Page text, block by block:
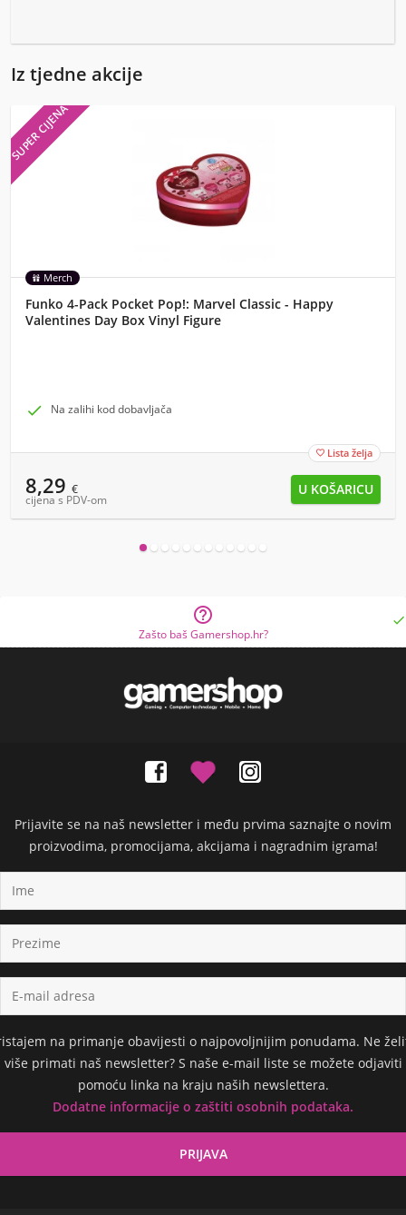
Iz tjedne akcije
SUPER CIJENA
Merch
Funko 4-Pack Pocket Pop!: Marvel Classic - Happy
Valentines Day Box Vinyl Figure
 Na zalihi kod dobavljača
 Lista želja
8,29 €
cijena s PDV-om

Zašto baš Gamershop.hr?

Prijavite se na naš newsletter i među prvima saznajte o novim
proizvodima, promocijama, akcijama i nagradnim igrama!
na primanje obavijesti o najpovoljnijim ponudama. Ne
više primati naš newsletter? S naše e-mail liste se možete odjaviti
pomoću linka na kraju naših newslettera.
Dodatne informacije o zaštiti osobnih podataka.